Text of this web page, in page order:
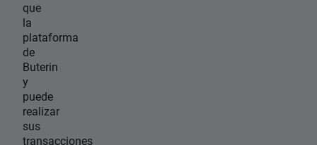
que
la
plataforma
de
Buterin
y
puede
realizar
sus
transacciones